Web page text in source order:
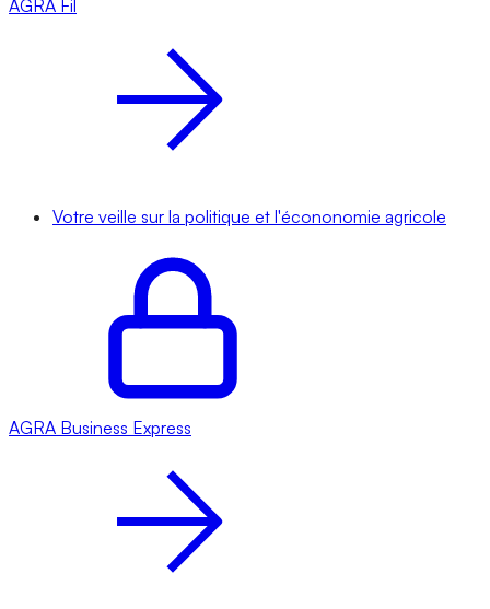
AGRA Fil
Votre veille sur la politique et l'écononomie agricole
AGRA Business Express